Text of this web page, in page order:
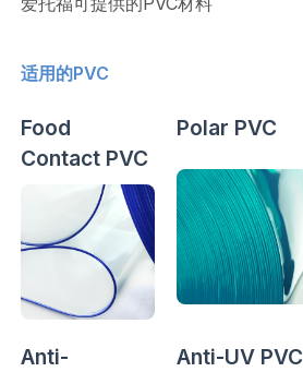
适用的PVC
Food
Contact PVC
Polar PVC
Anti-
Anti-UV PVC